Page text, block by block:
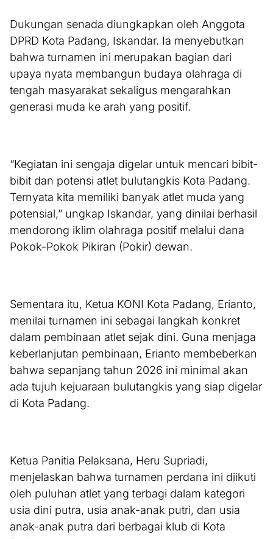
Dukungan senada diungkapkan oleh Anggota
DPRD Kota Padang, Iskandar. Ia menyebutkan
bahwa turnamen ini merupakan bagian dari
upaya nyata membangun budaya olahraga di
tengah masyarakat sekaligus mengarahkan
generasi muda ke arah yang positif.
“Kegiatan ini sengaja digelar untuk mencari bibit-
bibit dan potensi atlet bulutangkis Kota Padang.
Ternyata kita memiliki banyak atlet muda yang
potensial,” ungkap Iskandar, yang dinilai berhasil
mendorong iklim olahraga positif melalui dana
Pokok-Pokok Pikiran (Pokir) dewan.
Sementara itu, Ketua KONI Kota Padang, Erianto,
menilai turnamen ini sebagai langkah konkret
dalam pembinaan atlet sejak dini. Guna menjaga
keberlanjutan pembinaan, Erianto membeberkan
bahwa sepanjang tahun 2026 ini minimal akan
ada tujuh kejuaraan bulutangkis yang siap digelar
di Kota Padang.
Ketua Panitia Pelaksana, Heru Supriadi,
menjelaskan bahwa turnamen perdana ini diikuti
oleh puluhan atlet yang terbagi dalam kategori
usia dini putra, usia anak-anak putri, dan usia
anak-anak putra dari berbagai klub di Kota